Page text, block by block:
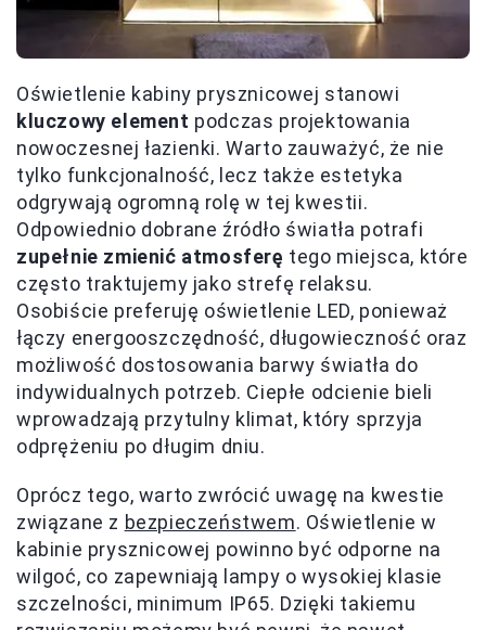
Oświetlenie kabiny prysznicowej stanowi
kluczowy element podczas projektowania
nowoczesnej łazienki. Warto zauważyć, że nie
tylko funkcjonalność, lecz także estetyka
odgrywają ogromną rolę w tej kwestii.
Odpowiednio dobrane źródło światła potrafi
zupełnie zmienić atmosferę tego miejsca, które
często traktujemy jako strefę relaksu.
Osobiście preferuję oświetlenie LED, ponieważ
łączy energooszczędność, długowieczność oraz
możliwość dostosowania barwy światła do
indywidualnych potrzeb. Ciepłe odcienie bieli
wprowadzają przytulny klimat, który sprzyja
odprężeniu po długim dniu.
Oprócz tego, warto zwrócić uwagę na kwestie
związane z bezpieczeństwem. Oświetlenie w
kabinie prysznicowej powinno być odporne na
wilgoć, co zapewniają lampy o wysokiej klasie
szczelności, minimum IP65. Dzięki takiemu